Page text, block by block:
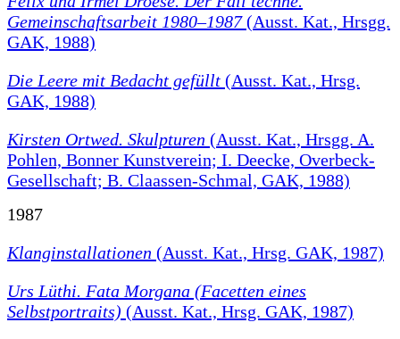
Gemeinschaftsarbeit 1980–1987(Ausst. Kat., Hrsgg.
GAK, 1988)
Die Leere mit Bedacht gefüllt (Ausst. Kat., Hrsg.
GAK, 1988)
Kirsten Ortwed. Skulpturen (Ausst. Kat., Hrsgg. A.
Pohlen, Bonner Kunstverein; I. Deecke, Overbeck-
Gesellschaft; B. Claassen-Schmal, GAK, 1988)
1987
Klanginstallationen (Ausst. Kat., Hrsg. GAK, 1987)
Urs Lüthi. Fata Morgana (Facetten eines
Selbstportraits) (Ausst. Kat., Hrsg. GAK, 1987)